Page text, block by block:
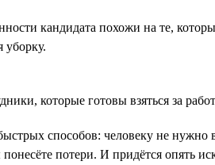
кандидата похожи на те,
уборку.
которые готовы взяться за
способов: человеку не нужно
потери. И придётся опять